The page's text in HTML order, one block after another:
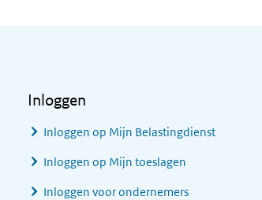
Inloggen
Inloggen op Mijn Belastingdienst
Inloggen op Mijn toeslagen
Inloggen voor ondernemers